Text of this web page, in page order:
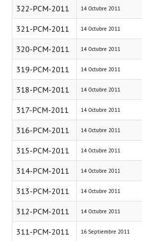
Digesto
Organigrama
DOCUMENTOS
Informes de Gestión
Proyectos Presentados
Dictámenes Asesoría Letrada
Actas de Sesión
Informes de Unidad Coordinadora
Ejecución Presupuestaria
Actas de Audiencias Públicas
NORMATIVA
Comunicaciones
322-PCM-2011 14 Octubre 2011
321-PCM-2011 14 Octubre 2011
320-PCM-2011 14 Octubre 2011
319-PCM-2011 14 Octubre 2011
318-PCM-2011 14 Octubre 2011
317-PCM-2011 14 Octubre 2011
316-PCM-2011 14 Octubre 2011
315-PCM-2011 14 Octubre 2011
314-PCM-2011 14 Octubre 2011
313-PCM-2011 14 Octubre 2011
312-PCM-2011 14 Octubre 2011
311-PCM-2011 16 Septiembre 2011